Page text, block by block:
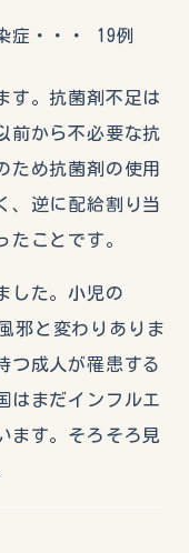
・・ 19例
す。抗菌剤不足は
前から不必要な抗
ため抗菌剤の使用
、逆に配給割り当
たことです。
した。小児の
邪と変わりありま
つ成人が罹患する
はまだインフルエ
ます。そろそろ見